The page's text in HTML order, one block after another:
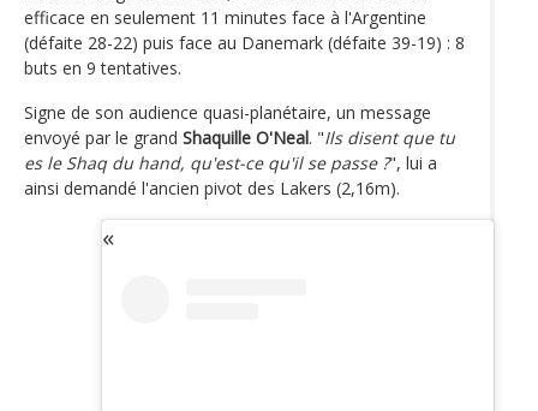
efficace en seulement 11 minutes face à l'Argentine
(défaite 28-22) puis face au Danemark (défaite 39-19) : 8
buts en 9 tentatives.
Signe de son audience quasi-planétaire, un message
envoyé par le grand Shaquille O'Neal. "Ils disent que tu
es le Shaq du hand, qu'est-ce qu'il se passe ?", lui a
ainsi demandé l'ancien pivot des Lakers (2,16m).